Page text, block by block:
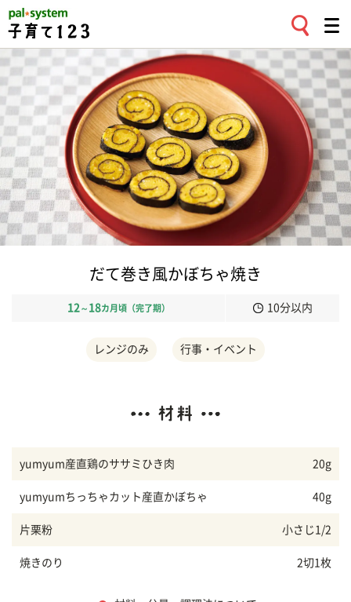
だて巻き風かぼちゃ焼き
12 ～ 18カ月頃（完了期） 10分以内
レンジのみ 行事・イベント
yumyum産直鶏のササミひき肉 20g
yumyumちっちゃカット産直かぼちゃ 40g
片栗粉 小さじ1/2
焼きのり 2切1枚